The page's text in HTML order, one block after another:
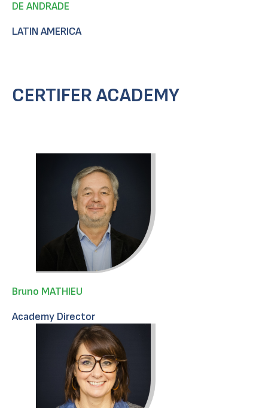
DE ANDRADE
LATIN AMERICA
CERTIFER ACADEMY
Bruno MATHIEU
Academy Director